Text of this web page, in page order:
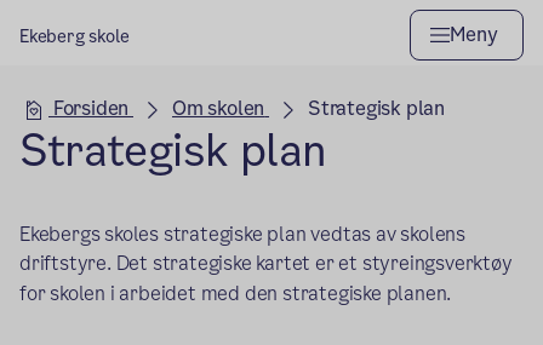
Ekeberg skole Meny
Hovedseksjon
Forsiden Om skolen Strategisk plan
Strategisk plan
Ekebergs skoles strategiske plan vedtas av skolens
driftstyre. Det strategiske kartet er et styreingsverktøy
for skolen i arbeidet med den strategiske planen.